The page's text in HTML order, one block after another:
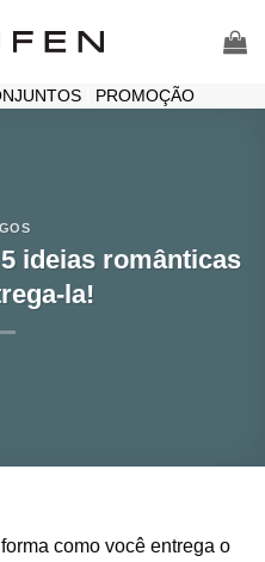
| PROMOÇÃO
ideias românticas
la!
como você entrega o